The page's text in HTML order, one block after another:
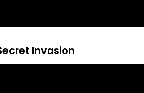
Invasion